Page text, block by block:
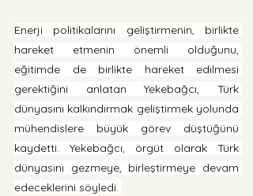
Enerji politikalarını geliştirmenin, birlikte
hareket etmenin önemli olduğunu,
eğitimde de birlikte hareket edilmesi
gerektiğini anlatan Yekebağcı, Türk
dünyasını kalkındırmak geliştirmek yolunda
mühendislere büyük görev düştüğünü
kaydetti. Yekebağcı, örgüt olarak Türk
dünyasını gezmeye, birleştirmeye devam
edeceklerini söyledi.